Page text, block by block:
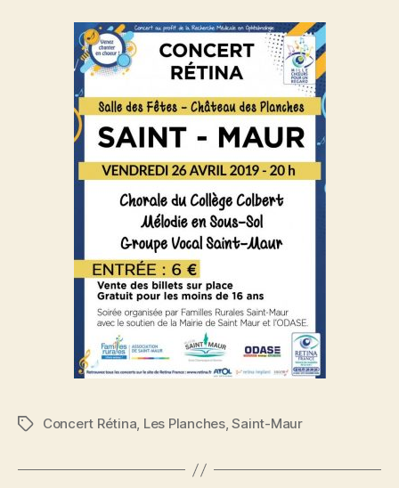
Étiquettes
Concert Rétina, Les Planches,Saint-Maur